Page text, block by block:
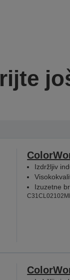
Izdržljiv
Izuzetne